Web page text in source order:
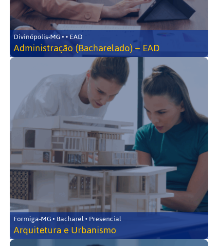
Divinópolis-MG • • EAD
Administração (Bacharelado) – EAD
Formiga-MG • Bacharel • Presencial
Arquitetura e Urbanismo